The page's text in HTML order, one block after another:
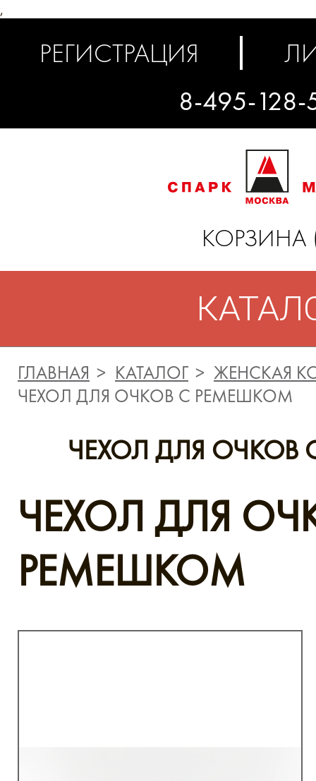
,
РЕГИСТРАЦИЯ
8-495-128-
КОРЗИНА
ГЛАВНАЯ КАТАЛОГ
ЖЕНСКАЯ
ЧЕХОЛ ДЛЯ ОЧКОВ С РЕМЕШКОМ
ЧЕХОЛ ДЛЯ
ЧЕХОЛ ДЛЯ
РЕМЕШКОМ